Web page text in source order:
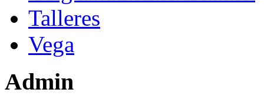
Talleres
Vega
Admin